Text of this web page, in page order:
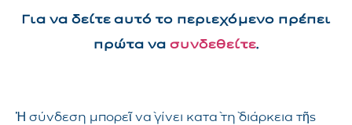
Για να δείτε αυτό το περιεχόμενο πρέπει
πρώτα να συνδεθείτε.
Ἡ σύνδεση μπορεῖ νὰ γίνει κατὰ τὴ διάρκεια τῆς